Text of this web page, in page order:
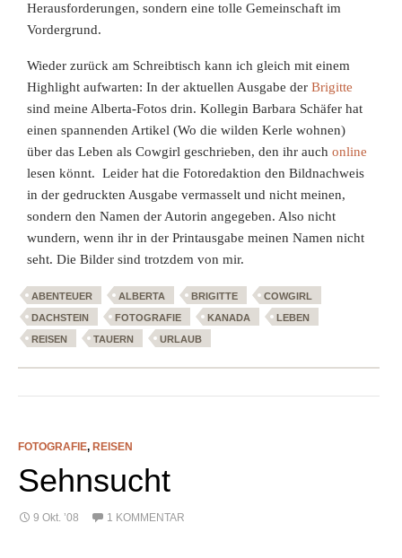
Herausforderungen, sondern eine tolle Gemeinschaft im
Vordergrund.
Wieder zurück am Schreibtisch kann ich gleich mit einem
Highlight aufwarten: In der aktuellen Ausgabe derBrigitte
sind meine Alberta-Fotos drin. Kollegin Barbara Schäfer hat
einen spannenden Artikel (Wo die wilden Kerle wohnen)
über das Leben als Cowgirl geschrieben, den ihr auchonline
lesen könnt. Leider hat die Fotoredaktion den Bildnachweis
in der gedruckten Ausgabe vermasselt und nicht meinen,
sondern den Namen der Autorin angegeben. Also nicht
wundern, wenn ihr in der Printausgabe meinen Namen nicht
seht. Die Bilder sind trotzdem von mir.
ABENTEUER ALBERTA BRIGITTE
COWGIRL
DACHSTEIN
FOTOGRAFIE KANADA
LEBEN
REISEN
TAUERN URLAUB
FOTOGRAFIE, REISEN
Sehnsucht
9 Okt. ’08 1 KOMMENTAR